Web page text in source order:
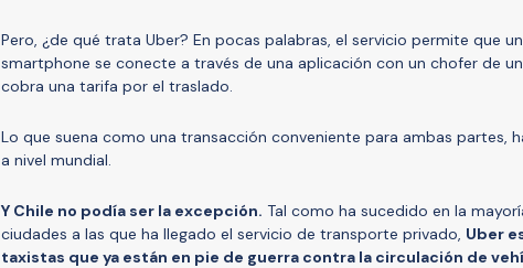
Pero, ¿de qué trata Uber? En pocas palabras, el servicio permite que
smartphone se conecte a través de una aplicación con un chofer de
cobra una tarifa por el traslado.
Lo que suena como una transacción conveniente para ambas partes,
a nivel mundial.
Y Chile no podía ser la excepción. Tal como ha sucedido en la
ciudades a las que ha llegado el servicio de transporte privado, Uber
taxistas que ya están en pie de guerra contra la circulación de